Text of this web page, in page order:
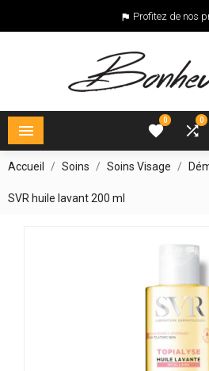
 Profitez de nos
 
0

0
Accueil Soins Soins Visage
SVR huile lavant 200 ml